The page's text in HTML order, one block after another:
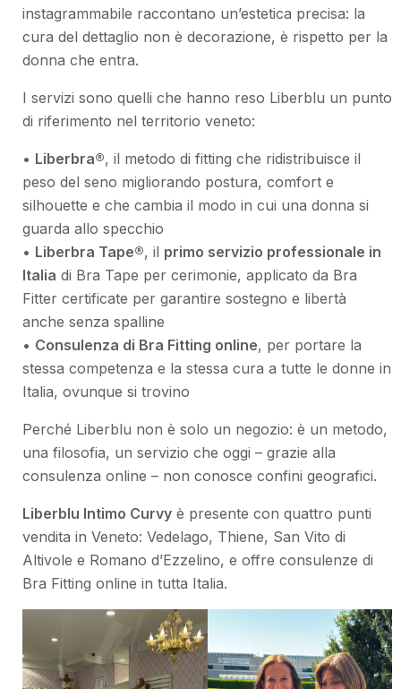
instagrammabile raccontano un’estetica precisa: la
cura del dettaglio non è decorazione, è rispetto per la
donna che entra.
I servizi sono quelli che hanno reso Liberblu un punto
di riferimento nel territorio veneto:
• Liberbra®, il metodo di fitting che ridistribuisce il
peso del seno migliorando postura, comfort e
silhouette e che cambia il modo in cui una donna si
guarda allo specchio
• Liberbra Tape®, il primo servizio professionale in
Italia di Bra Tape per cerimonie, applicato da Bra
Fitter certificate per garantire sostegno e libertà
anche senza spalline
• Consulenza di Bra Fitting online, per portare la
stessa competenza e la stessa cura a tutte le donne in
Italia, ovunque si trovino
Perché Liberblu non è solo un negozio: è un metodo,
una filosofia, un servizio che oggi – grazie alla
consulenza online – non conosce confini geografici.
Liberblu Intimo Curvy è presente con quattro punti
vendita in Veneto: Vedelago, Thiene, San Vito di
Altivole e Romano d’Ezzelino, e offre consulenze di
Bra Fitting online in tutta Italia.